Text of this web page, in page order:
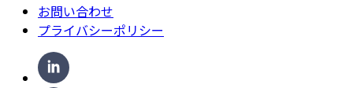
お問い合わせ
プライバシーポリシー